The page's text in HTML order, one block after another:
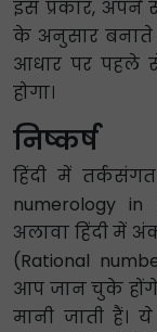
इस प्रकार, अपने
के अनुसार बनाते
आधार पर पहले
होगा।
निष्कर्ष
हिंदी में
numerology in
अलावा हिंदी में
(Rational
आप जान चुके
मानी जाती हैं।